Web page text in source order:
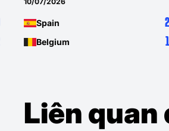
Spain 2
Belgium 1
Liên quan